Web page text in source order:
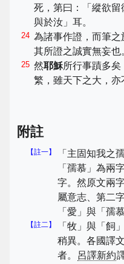
死，第曰：「縱欲
與於汝」耳。
24 為諸事作證，而筆
其所證之誠實無妄也
25 然耶穌所行事蹟多矣
繁，雖天下之大，亦
附註
【註一】 「主固知我之
「孺慕」為兩
字。然原文兩
屬意志、第二
「愛」與「孺
【註二】 「牧」與「飼」
稍異。各國譯
者。
呂譯新約